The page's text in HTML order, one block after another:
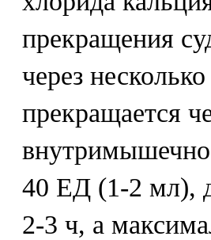
прекращения
через
прекращается
внутримышечно
40 ЕД (1-2 мл),
2-3 ч, а